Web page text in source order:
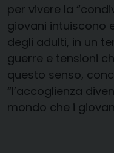
per vivere la
giovani intuiscono
degli adulti, in un
guerre e tensioni
questo senso,
“l’accoglienza
mondo che i